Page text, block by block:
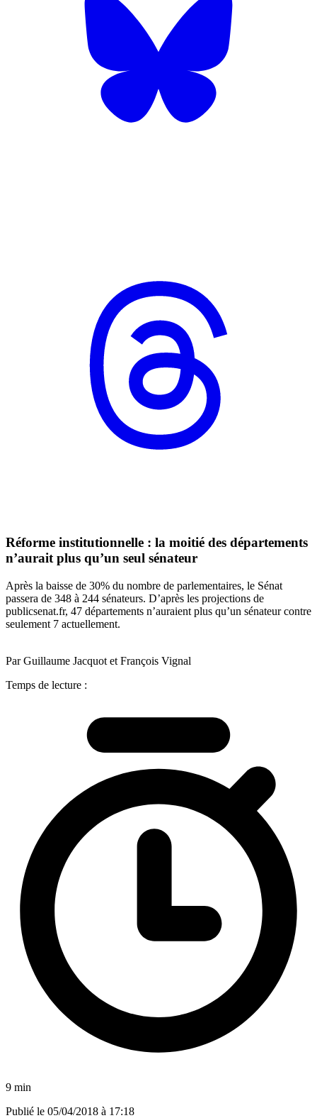
Réforme institutionnelle : la moitié des départements
n’aurait plus qu’un seul sénateur
Après la baisse de 30% du nombre de parlementaires, le Sénat
passera de 348 à 244 sénateurs. D’après les projections de
publicsenat.fr, 47 départements n’auraient plus qu’un sénateur contre
seulement 7 actuellement.
Par Guillaume Jacquot et François Vignal
Temps de lecture :
9 min
Publié le 05/04/2018 à 17:18